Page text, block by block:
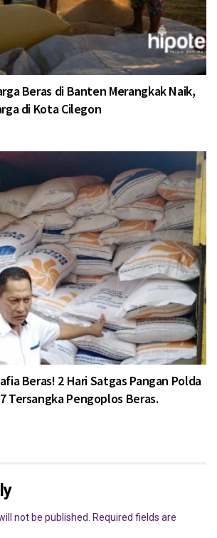
Beras di Banten Merangkak Naik,
di Kota Cilegon
Beras! 2 Hari Satgas Pangan Polda
Tersangka Pengoplos Beras.
not be published. Required fields are